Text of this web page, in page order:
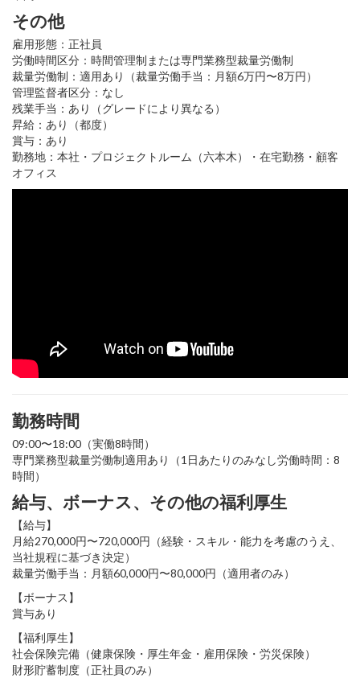
その他
雇用形態：正社員
労働時間区分：時間管理制または専門業務型裁量労働制
裁量労働制：適用あり（裁量労働手当：月額6万円〜8万円）
管理監督者区分：なし
残業手当：あり（グレードにより異なる）
昇給：あり（都度）
賞与：あり
勤務地：本社・プロジェクトルーム（六本木）・在宅勤務・顧客
オフィス
勤務時間
09:00〜18:00（実働8時間）
専門業務型裁量労働制適用あり（1日あたりのみなし労働時間：8
時間）
給与、ボーナス、その他の福利厚生
【給与】
月給270,000円〜720,000円（経験・スキル・能力を考慮のうえ、
当社規程に基づき決定）
裁量労働手当：月額60,000円〜80,000円（適用者のみ）
【ボーナス】
賞与あり
【福利厚生】
社会保険完備（健康保険・厚生年金・雇用保険・労災保険）
財形貯蓄制度（正社員のみ）